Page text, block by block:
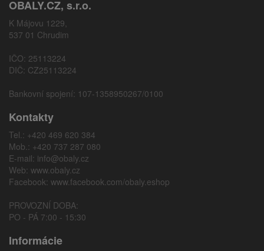
OBALY.CZ, s.r.o.
K Májovu 1229,
537 01 Chrudim
IČO: 25113224
DIČ: CZ25113224
Bankovní spojení: 107-1358950267/0100
Kontakty
Tel.: +420 469 620 384
Mob.: +420 737 287 080
E-mail: info@obaly.cz
Web: www.obaly.cz
Facebook: www.facebook.com/obaly.eshop
PROVOZNÍ DOBA:
PO - PÁ 7:00 - 15:30
Informácie